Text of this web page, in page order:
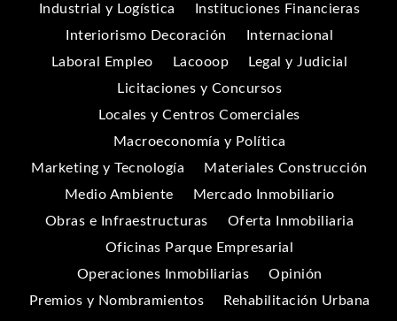
Industrial y Logística
Instituciones Financieras
Interiorismo Decoración
Internacional
Laboral Empleo
Lacooop
Legal y Judicial
Licitaciones y Concursos
Locales y Centros Comerciales
Macroeconomía y Política
Marketing y Tecnología
Materiales Construcción
Medio Ambiente
Mercado Inmobiliario
Obras e Infraestructuras
Oferta Inmobiliaria
Oficinas Parque Empresarial
Operaciones Inmobiliarias
Opinión
Premios y Nombramientos
Rehabilitación Urbana